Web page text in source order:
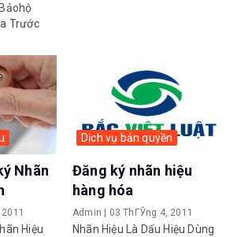
Trước
Nhãn
Hiệu
Dịch vụ bản quyền
Đăng ký nhãn hiệu
hàng hóa
Admin 03 ThГЎng 4, 2011
Nhãn Hiệu Là Dấu Hiệu Dùng